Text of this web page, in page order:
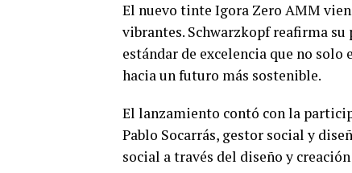
El nuevo tinte Igora Zero AMM
vibrantes. Schwarzkopf reafirma
estándar de excelencia que no
hacia un futuro más sostenible.
El lanzamiento contó con la
Pablo Socarrás, gestor social y
social a través del diseño y